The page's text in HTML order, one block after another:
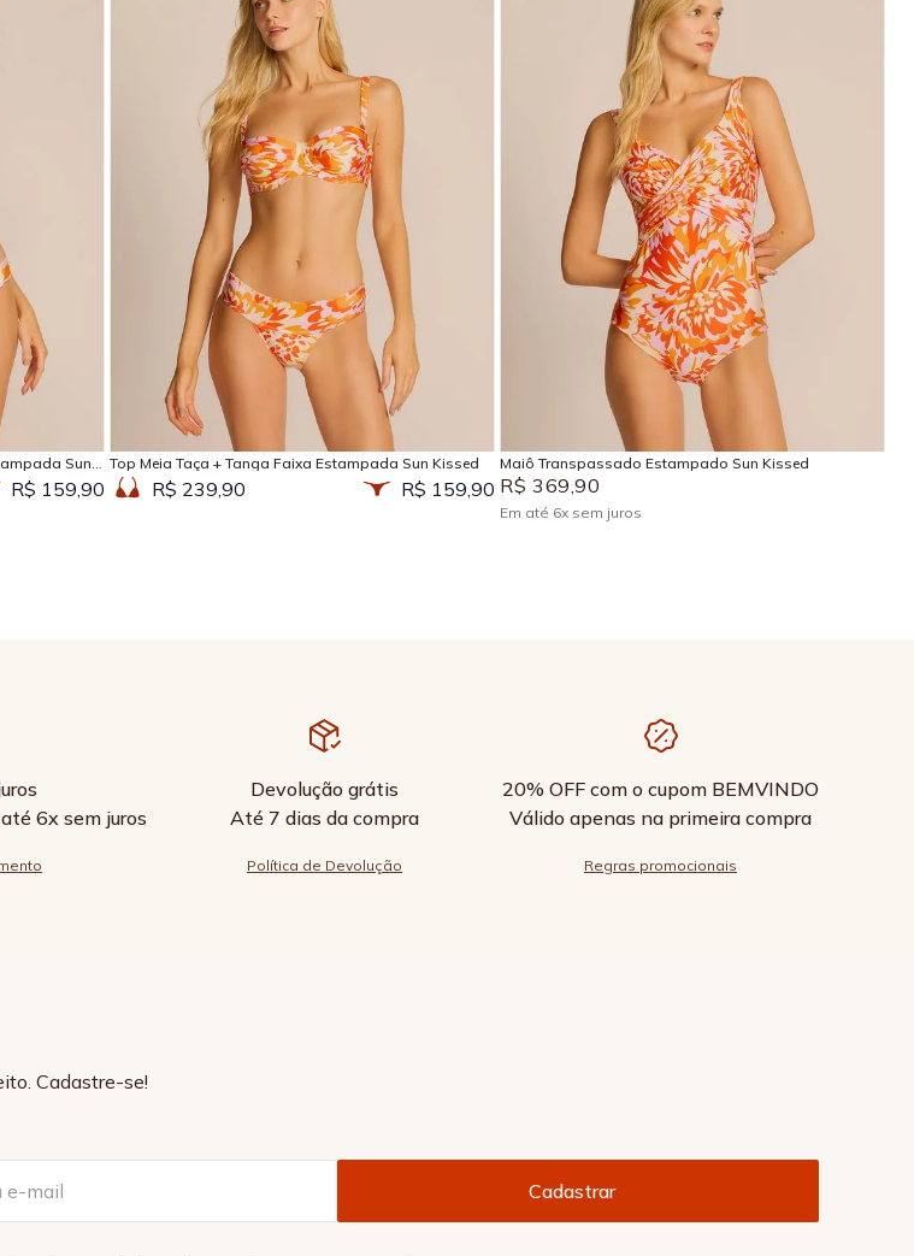
Sun
R$ 159,90
Adicionar na sacola
Top Meia Taça + Tanga Faixa Estampada Sun Kissed
R$ 239,90 R$ 159,90
M G GG
Adicionar na sacola
Maiô Transpassado Estampado Sun Kissed
R$ 369 ,90
Em até 6x sem juros
6x sem juros
Devolução grátis
Até 7 dias da compra
Política de Devolução
20% OFF com o cupom BEMVINDO
Válido apenas na primeira compra
Regras promocionais
Cadastre-se!